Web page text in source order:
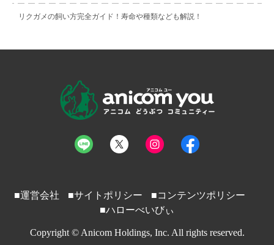
リクガメの飼い方完全ガイド！寿命や種類なども解説！
■運営会社 ■サイトポリシー
■コンテンツポリシー
■ハローべいびぃ
Copyright © Anicom Holdings, Inc. All rights reserved.